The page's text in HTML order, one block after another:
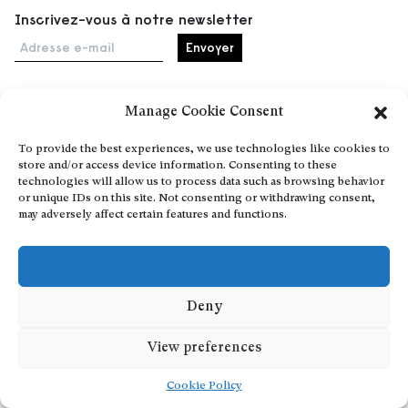
Manage Cookie Consent
To provide the best experiences, we use technologies like cookies to
store and/or access device information. Consenting to these
technologies will allow us to process data such as browsing behavior
or unique IDs on this site. Not consenting or withdrawing consent,
may adversely affect certain features and functions.
Deny
View preferences
Cookie Policy
Inscrivez-vous à notre newsletter
Adresse e-mail
Événements
À propos
Partenaires
Conditions générales
Confidentialité et cookies
Communiquer votre événement